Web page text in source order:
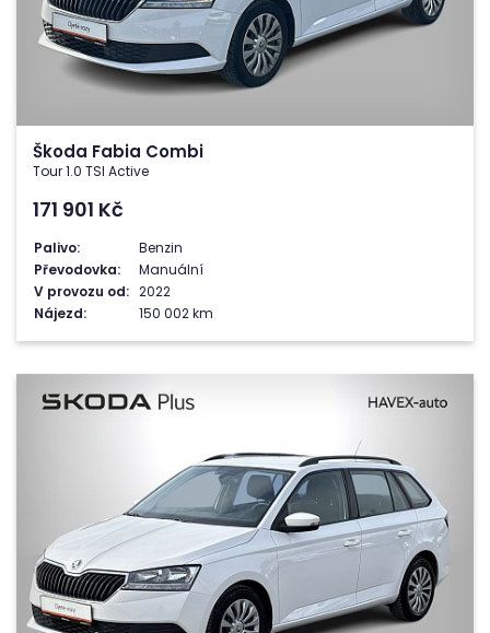
Škoda Fabia Combi
Tour 1.0 TSI Active
171 901 Kč
Palivo:
Benzin
Převodovka:
Manuální
V provozu od: 2022
Nájezd:
150 002 km